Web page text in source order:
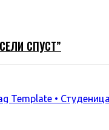
СПУСТ”